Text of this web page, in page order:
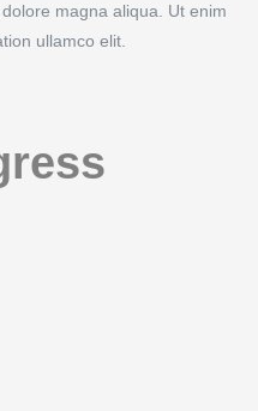
magna aliqua. Ut enim
ullamco elit.